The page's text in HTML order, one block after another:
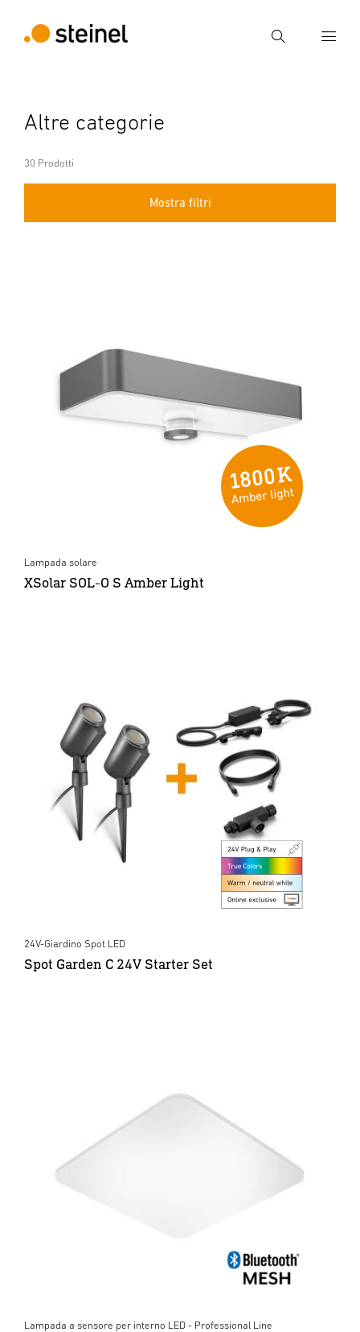
Ricerca
Ricerca
Altre categorie
30 Prodotti
Mostra filtri
Lampada solare
XSolar SOL-O S Amber Light
24V-Giardino Spot LED
Spot Garden C 24V Starter Set
Lampada a sensore per interno LED - Professional Line